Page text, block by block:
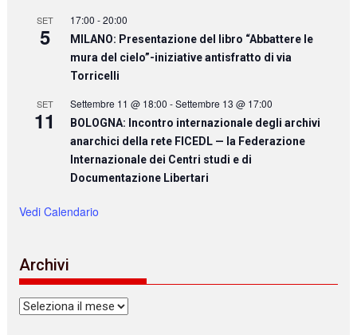
SET
5
17:00 -20:00
MILANO: Presentazione del libro “Abbattere le
mura del cielo”-iniziative antisfratto di via
Torricelli
SET
11
Settembre 11 @ 18:00 -Settembre 13 @ 17:00
BOLOGNA: Incontro internazionale degli archivi
anarchici della rete FICEDL — la Federazione
Internazionale dei Centri studi e di
Documentazione Libertari
Vedi Calendario
Archivi
Archivi